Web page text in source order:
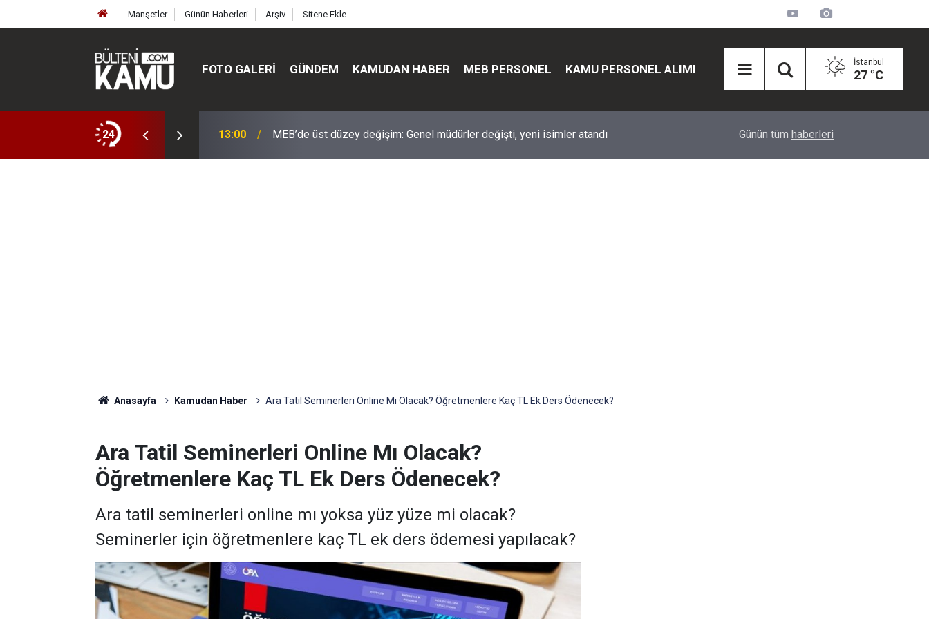
Manşetler Günün Haberleri Arşiv Sitene Ekle
FOTO GALERI GÜNDEM KAMUDAN HABER MEB PERSONEL KAMU PERSONEL ALIMI İstanbul
27 °C
24
ve enstitüler kuruldu, bazıları kapatıldı 13:00 MEB’de üst düzey değişim: Genel müdürler değişti, yeni isimler atandı Eğiti Bir Sen'den Kadınlar İçin Olay Teklif:
Günün tüm haberleri
Anasayfa Kamudan Haber Ara Tatil Seminerleri Online Mı Olacak? Öğretmenlere Kaç TL Ek Ders Ödenecek?
Ara Tatil Seminerleri Online Mı Olacak?
Öğretmenlere Kaç TL Ek Ders Ödenecek?
Ara tatil seminerleri online mı yoksa yüz yüze mi olacak?
Seminerler için öğretmenlere kaç TL ek ders ödemesi yapılacak?